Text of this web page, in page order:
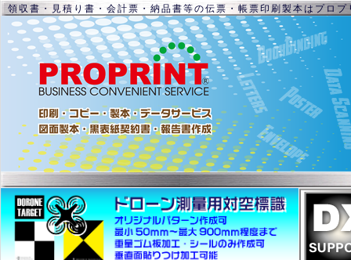
領収書・見積り書・会計票・納品書等の伝票・帳票印刷製本はプロプ